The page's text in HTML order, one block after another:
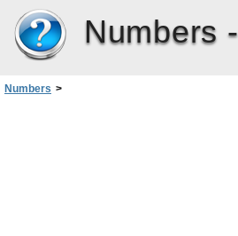
Numbers -
Numbers >